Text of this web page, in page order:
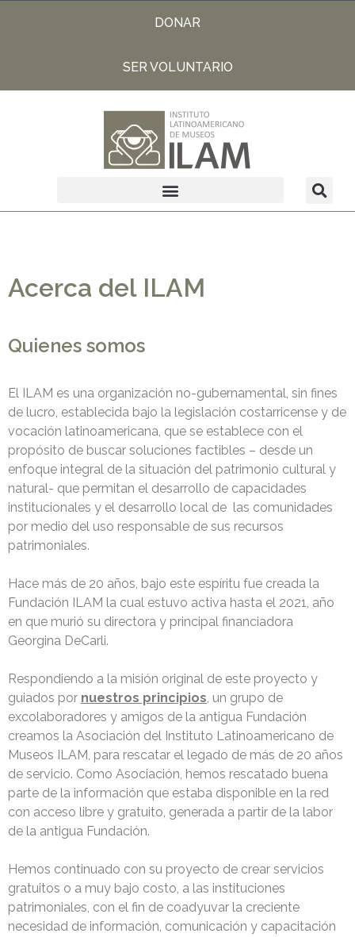
DONAR
SER VOLUNTARIO
Acerca del ILAM
Quienes somos
El ILAM es una organización no-gubernamental, sin fines
de lucro, establecida bajo la legislación costarricense y de
vocación latinoamericana, que se establece con el
propósito de buscar soluciones factibles – desde un
enfoque integral de la situación del patrimonio cultural y
natural- que permitan el desarrollo de capacidades
institucionales y el desarrollo local de las comunidades
por medio del uso responsable de sus recursos
patrimoniales.
Hace más de 20 años, bajo este espíritu fue creada la
Fundación ILAM la cual estuvo activa hasta el 2021, año
en que murió su directora y principal financiadora
Georgina DeCarli.
Respondiendo a la misión original de este proyecto y
guiados por nuestros principios, un grupo de
excolaboradores y amigos de la antigua Fundación
creamos la Asociación del Instituto Latinoamericano de
Museos ILAM, para rescatar el legado de más de 20 años
de servicio. Como Asociación, hemos rescatado buena
parte de la información que estaba disponible en la red
con acceso libre y gratuito, generada a partir de la labor
de la antigua Fundación.
Hemos continuado con su proyecto de crear servicios
gratuitos o a muy bajo costo, a las instituciones
patrimoniales, con el fin de coadyuvar la creciente
necesidad de información, comunicación y capacitación